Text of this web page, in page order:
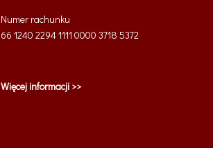
Numer rachunku
66 1240 2294 1111 0000 3718 5372
Więcej informacji >>